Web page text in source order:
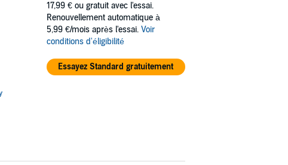
17,99 € ou gratuit avec l'essai.
Renouvellement automatique à
5,99 €/mois après l'essai. Voir
conditions d'éligibilité
Essayez Standard gratuitement